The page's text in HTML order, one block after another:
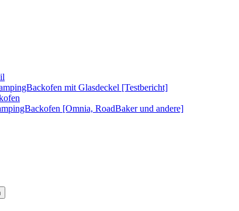
mit Glasdeckel [Testbericht]
[Omnia, RoadBaker und andere]